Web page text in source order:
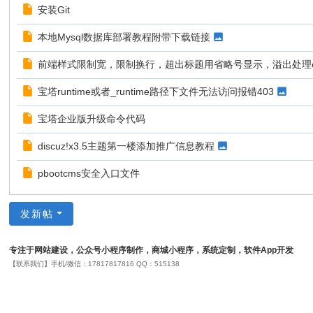
安装Git
本地Mysql数据库部署教程附带下载链接
前端样式限制宽，限制换行，超出标题用省略号显示，溢出处
宝塔runtime或者_runtime路径下文件无法访问报错403
宝塔企业版升级命令代码
discuz!x3.5主题第一楼添加推广信息教程
pbootcms安全入口文件
发新帖
专注于网站建设，公众号小程序制作，商城小程序，系统定制，软件App开发
【联系我们】手机/微信：17817817816 QQ：515138